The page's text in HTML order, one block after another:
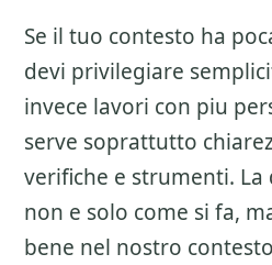
Se il tuo contesto ha
devi privilegiare
invece lavori con piu
serve soprattutto
verifiche e strumenti.
non e solo come si fa,
bene nel nostro